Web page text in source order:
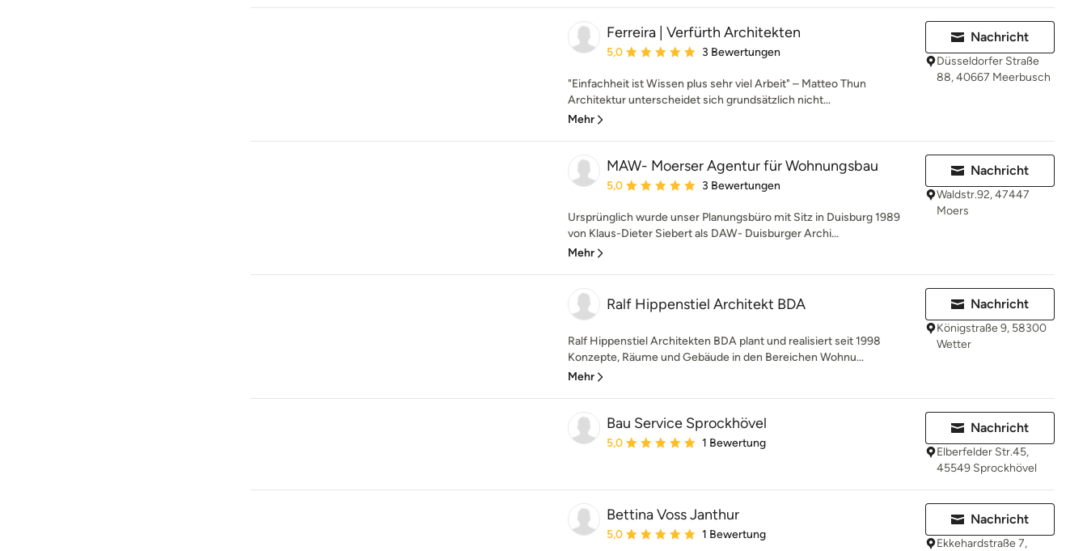
Ferreira | Verfürth Architekten
Durchschnittliche Bewertung: 5 von 5 Sternen
5,0 3 Bewertungen
"Einfachheit ist Wissen plus sehr viel Arbeit" – Matteo Thun
Architektur unterscheidet sich grundsätzlich nicht...
Mehr
Nachricht
Düsseldorfer Straße
88, 40667 Meerbusch
MAW- Moerser Agentur für Wohnungsbau
Durchschnittliche Bewertung: 5 von 5 Sternen
5,0 3 Bewertungen
Ursprünglich wurde unser Planungsbüro mit Sitz in Duisburg 1989
von Klaus-Dieter Siebert als DAW- Duisburger Archi...
Mehr
Nachricht
Waldstr.92, 47447
Moers
Ralf Hippenstiel Architekt BDA
Ralf Hippenstiel Architekten BDA plant und realisiert seit 1998
Konzepte, Räume und Gebäude in den Bereichen Wohnu...
Mehr
Nachricht
Königstraße 9, 58300
Wetter
Bau Service Sprockhövel
Durchschnittliche Bewertung: 5 von 5 Sternen
5,0 1 Bewertung
Nachricht
Elberfelder Str.45,
45549 Sprockhövel
Bettina Voss Janthur
Durchschnittliche Bewertung: 5 von 5 Sternen
5,0 1 Bewertung
Nachricht
Ekkehardstraße 7,